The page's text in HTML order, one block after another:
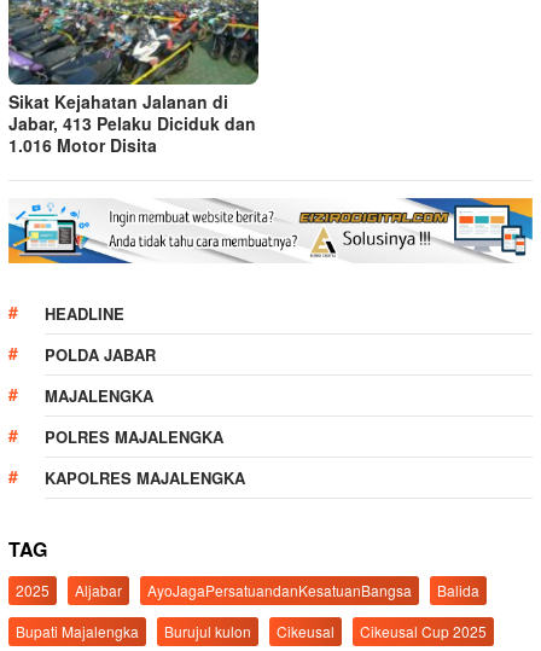
Sikat Kejahatan Jalanan di
Jabar, 413 Pelaku Diciduk dan
1.016 Motor Disita
HEADLINE
POLDA JABAR
MAJALENGKA
POLRES MAJALENGKA
KAPOLRES MAJALENGKA
TAG
2025 Aljabar AyoJagaPersatuandanKesatuanBangsa
Balida
Bupati Majalengka
Burujul kulon Cikeusal
Cikeusal Cup 2025